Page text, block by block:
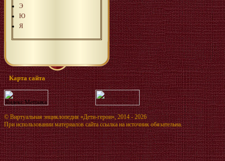
Э
Ю
Я
Карта сайта
©Виртуальная энциклопедия «Дети-герои», 2014 - 2026
При использовании материалов сайта ссылка на источник обязательна.